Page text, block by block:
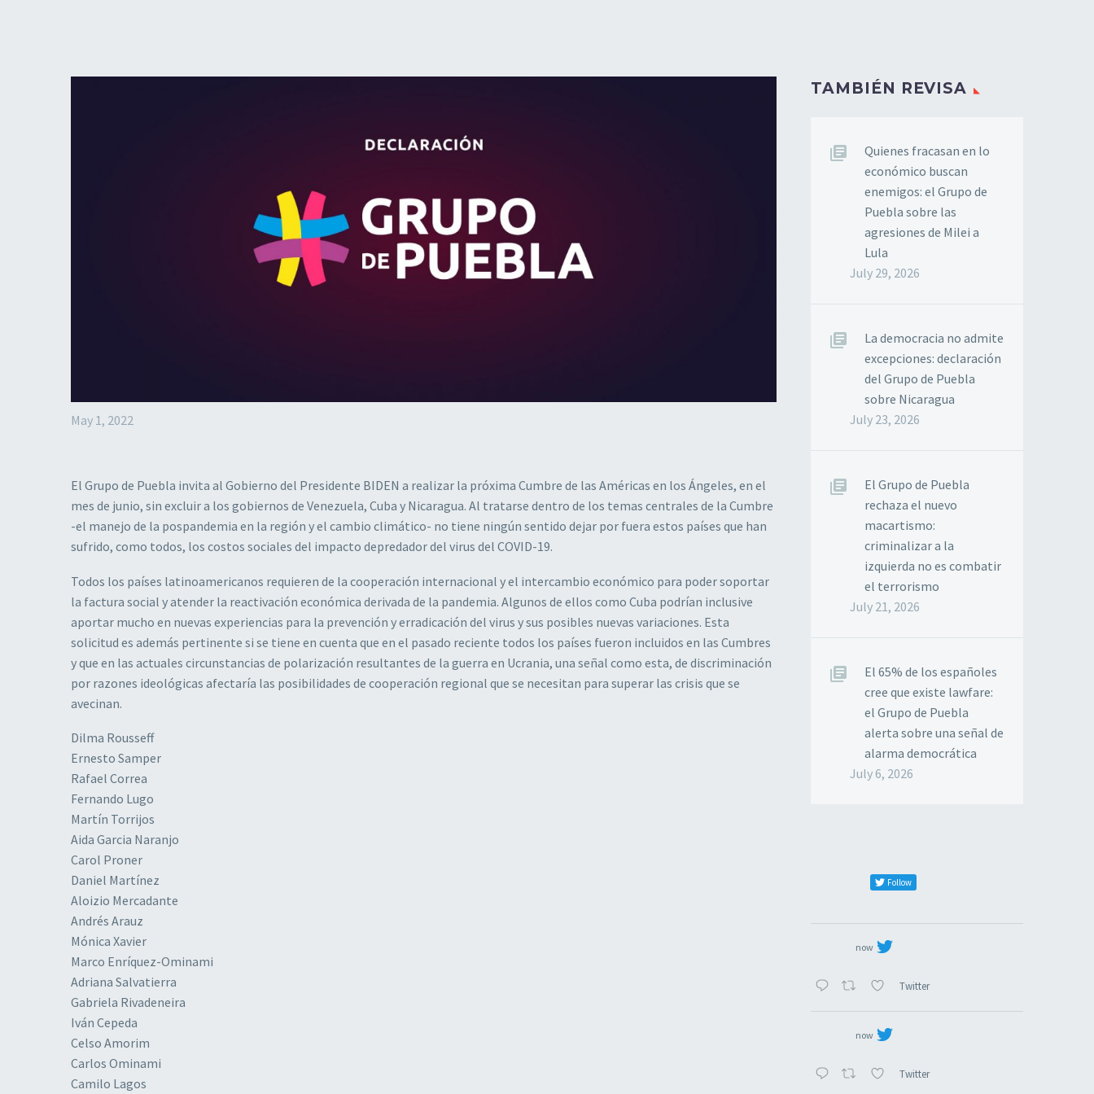
May 1, 2022
El Grupo de Puebla invita al Gobierno del Presidente BIDEN a realizar la próxima Cumbre de las Américas en los Ángeles, en el
mes de junio, sin excluir a los gobiernos de Venezuela, Cuba y Nicaragua. Al tratarse dentro de los temas centrales de la Cumbre
-el manejo de la pospandemia en la región y el cambio climático- no tiene ningún sentido dejar por fuera estos países que han
sufrido, como todos, los costos sociales del impacto depredador del virus del COVID-19.
Todos los países latinoamericanos requieren de la cooperación internacional y el intercambio económico para poder soportar
la factura social y atender la reactivación económica derivada de la pandemia. Algunos de ellos como Cuba podrían inclusive
aportar mucho en nuevas experiencias para la prevención y erradicación del virus y sus posibles nuevas variaciones. Esta
solicitud es además pertinente si se tiene en cuenta que en el pasado reciente todos los países fueron incluidos en las Cumbres
y que en las actuales circunstancias de polarización resultantes de la guerra en Ucrania, una señal como esta, de discriminación
por razones ideológicas afectaría las posibilidades de cooperación regional que se necesitan para superar las crisis que se
avecinan.
Dilma Rousseff
Ernesto Samper
Rafael Correa
Fernando Lugo
Martín Torrijos
Aida Garcia Naranjo
Carol Proner
Daniel Martínez
Aloizio Mercadante
Andrés Arauz
Mónica Xavier
Marco Enríquez-Ominami
Adriana Salvatierra
Gabriela Rivadeneira
Iván Cepeda
Celso Amorim
Carlos Ominami
Camilo Lagos
TAMBIÉN REVISA
Quienes fracasan en lo
económico buscan
enemigos: el Grupo de
Puebla sobre las
agresiones de Milei a
Lula
July 29, 2026
La democracia no admite
excepciones: declaración
del Grupo de Puebla
sobre Nicaragua
July 23, 2026
El Grupo de Puebla
rechaza el nuevo
macartismo:
criminalizar a la
izquierda no es combatir
el terrorismo
July 21, 2026
El 65% de los españoles
cree que existe lawfare:
el Grupo de Puebla
alerta sobre una señal de
alarma democrática
July 6, 2026
Follow
now
Twitter
now
Twitter